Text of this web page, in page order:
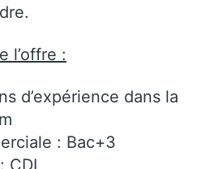
l’offre :
d’expérience dans la
: Bac+3
CDI